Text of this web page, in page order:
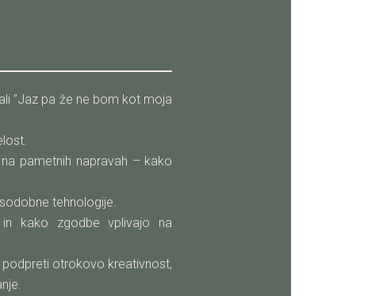
”Jaz pa že ne bom kot moja
pametnih napravah – kako
tehnologije.
kako zgodbe vplivajo na
otrokovo kreativnost,